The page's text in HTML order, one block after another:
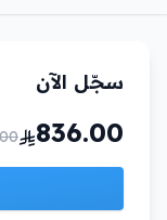
سجّل الآن
836.00